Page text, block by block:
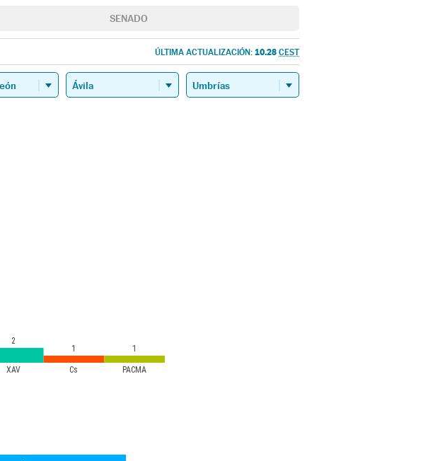
SENADO
ÚLTIMA ACTUALIZACIÓN: 10.28 CEST
XAV Cs PACMA
2
1 1